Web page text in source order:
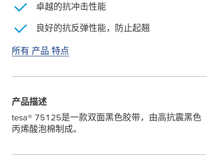
卓越的抗冲击性能
良好的抗反弹性能，防止起翘
所有 产品 特点
产品描述
tesa® 75125是一款双面黑色胶带，由高抗震黑色
丙烯酸泡棉制成。